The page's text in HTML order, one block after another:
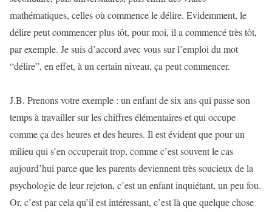
mathématiques, celles où commence le délire. Evidemment, le
délire peut commencer plus tôt, pour moi, il a commencé très tôt,
par exemple. Je suis d’accord avec vous sur l’emploi du mot
“délire”, en effet, à un certain niveau, ça peut commencer.
J.B. Prenons votre exemple : un enfant de six ans qui passe son
temps à travailler sur les chiffres élémentaires et qui occupe
comme ça des heures et des heures. Il est évident que pour un
milieu qui s’en occuperait trop, comme c’est souvent le cas
aujourd’hui parce que les parents deviennent très soucieux de la
psychologie de leur rejeton, c’est un enfant inquiétant, un peu fou.
Or, c’est par cela qu’il est intéressant, c’est là que quelque chose